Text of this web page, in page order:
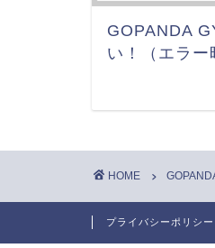
GOPANDA
い！（エラー
HOME
プライバシーポリシー